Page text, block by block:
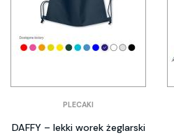
PLECAKI
DAFFY – lekki worek żeglarski